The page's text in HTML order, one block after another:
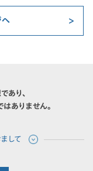
へ
あり、
ありません。